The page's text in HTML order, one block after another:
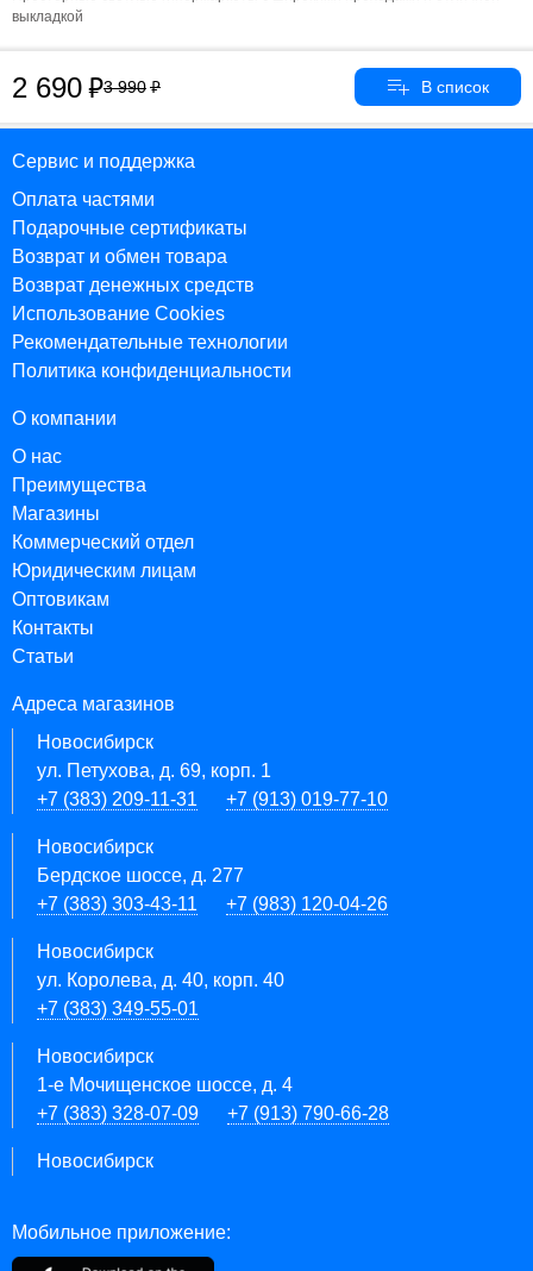
выкладкой
2 690 3 990
Сервис и поддержка
Оплата частями
Подарочные сертификаты
Возврат и обмен товара
Возврат денежных средств
Использование Cookies
Рекомендательные технологии
Политика конфиденциальности
О компании
О нас
Преимущества
Магазины
Коммерческий отдел
Юридическим лицам
Оптовикам
Контакты
Статьи
Адреса магазинов
Новосибирск
ул. Петухова, д. 69, корп. 1
+7 (383) 209-11-31
+7 (913) 019-77-10
Новосибирск
Бердское шоссе, д. 277
+7 (383) 303-43-11
+7 (983) 120-04-26
Новосибирск
ул. Королева, д. 40, корп. 40
+7 (383) 349-55-01
Новосибирск
1-е Мочищенское шоссе, д. 4
+7 (383) 328-07-09
+7 (913) 790-66-28
Новосибирск
Мобильное приложение: